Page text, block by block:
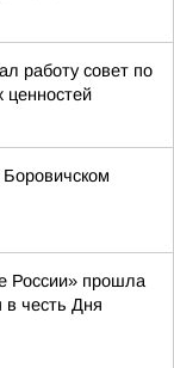
работу совет по
ценностей
России» прошла
в честь Дня